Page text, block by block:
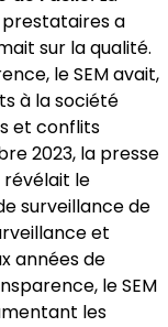
prestataires a
sur la qualité.
le SEM avait,
à la société
et conflits
2023, la presse
révélait le
surveillance de
et
années de
le SEM
les